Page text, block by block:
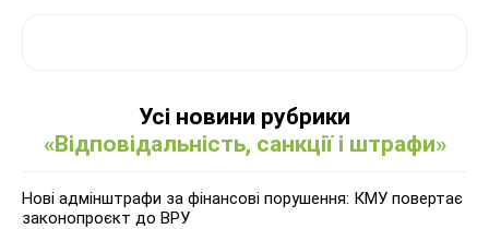
Усі новини рубрики
«Відповідальність, санкції і штрафи»
Нові адмінштрафи за фінансові порушення: КМУ повертає
законопроєкт до ВРУ